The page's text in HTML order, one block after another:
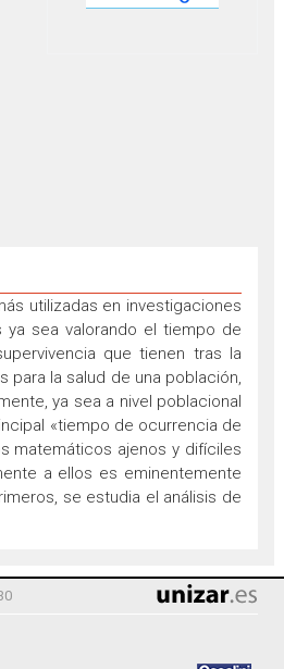
utilizadas en investigaciones
ya sea valorando el tiempo de
que tienen tras la
la salud de una población,
ya sea a nivel poblacional
«tiempo de ocurrencia de
matemáticos ajenos y difíciles
a ellos es eminentemente
se estudia el análisis de